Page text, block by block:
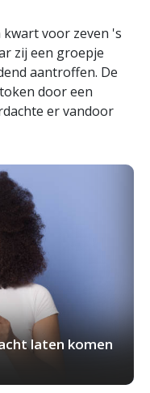
voor zeven 's
zij een groepje
aantroffen. De
door een
er vandoor
laten komen